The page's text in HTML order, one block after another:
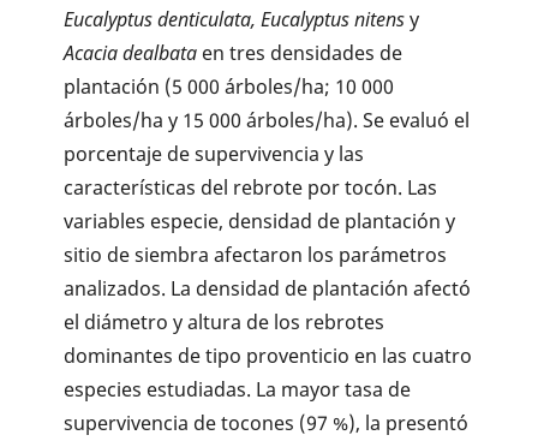
Eucalyptus denticulata, Eucalyptus nitensy
Acacia dealbata en tres densidades de
plantación (5 000 árboles/ha; 10 000
árboles/ha y 15 000 árboles/ha). Se evaluó el
porcentaje de supervivencia y las
características del rebrote por tocón. Las
variables especie, densidad de plantación y
sitio de siembra afectaron los parámetros
analizados. La densidad de plantación afectó
el diámetro y altura de los rebrotes
dominantes de tipo proventicio en las cuatro
especies estudiadas. La mayor tasa de
supervivencia de tocones (97 %), la presentó